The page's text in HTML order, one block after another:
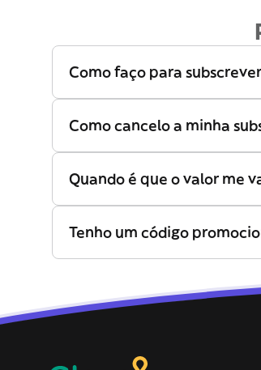
Como faço para
Como cancelo a minha
Quando é que o valor me
Tenho um código